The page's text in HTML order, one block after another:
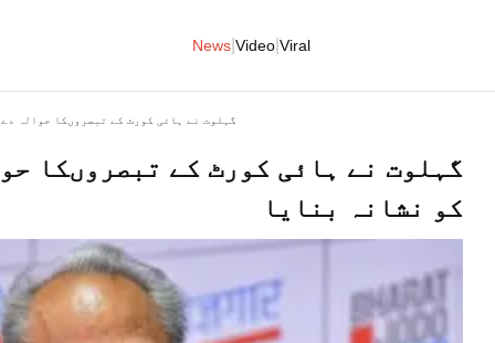
News Video Viral
گہلوت نے ہائی کورٹ کے تبصروںکا حوالہ
گہلوت نے ہائی کورٹ کے تبصروںکا
کو نشانہ بنایا